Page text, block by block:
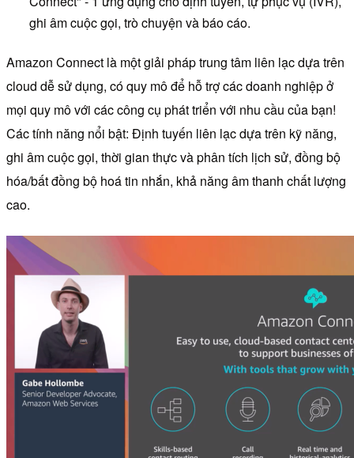
ghi âm cuộc gọi, trò chuyện và báo cáo.
Amazon Connect là một giải pháp trung tâm liên lạc dựa trên
cloud dễ sử dụng, có quy mô để hỗ trợ các doanh nghiệp ở
mọi quy mô với các công cụ phát triển với nhu cầu của bạn!
Các tính năng nổi bật: Định tuyến liên lạc dựa trên kỹ năng,
ghi âm cuộc gọi, thời gian thực và phân tích lịch sử, đồng bộ
hóa/bất đồng bộ hoá tin nhắn, khả năng âm thanh chất lượng
cao.